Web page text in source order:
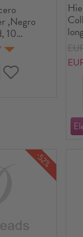
,Negro
10
-52%